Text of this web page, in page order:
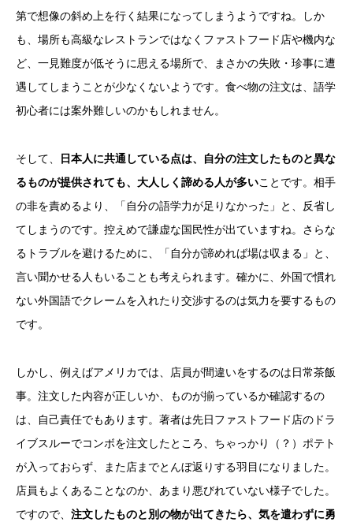
第で想像の斜め上を行く結果になってしまうようですね。しか
も、場所も高級なレストランではなくファストフード店や機内な
ど、一見難度が低そうに思える場所で、まさかの失敗・珍事に遭
遇してしまうことが少なくないようです。食べ物の注文は、語学
初心者には案外難しいのかもしれません。
そして、
日本人に共通している点は、自分の注文したものと異な
るものが提供されても、大人しく諦める人が多いことです。相手
の非を責めるより、「自分の語学力が足りなかった」と、反省し
てしまうのです。控えめで謙虚な国民性が出ていますね。さらな
るトラブルを避けるために、「自分が諦めれば場は収まる」と、
言い聞かせる人もいることも考えられます。確かに、外国で慣れ
ない外国語でクレームを入れたり交渉するのは気力を要するもの
です。
しかし、例えばアメリカでは、店員が間違いをするのは日常茶飯
事。注文した内容が正しいか、ものが揃っているか確認するの
は、自己責任でもあります。著者は先日ファストフード店のドラ
イブスルーでコンボを注文したところ、ちゃっかり（？）ポテト
が入っておらず、また店までとんぼ返りする羽目になりました。
店員もよくあることなのか、あまり悪びれていない様子でした。
ですので、 注文したものと別の物が出てきたら、気を遣わずに勇